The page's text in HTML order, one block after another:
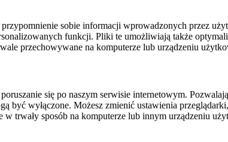
sobie informacji wprowadzonych przez
funkcji. Pliki te umożliwiają także
przechowywane na komputerze lub urządzeniu
się po naszym serwisie internetowym.
być wyłączone. Możesz zmienić ustawienia
trwały sposób na komputerze lub innym urządzeniu